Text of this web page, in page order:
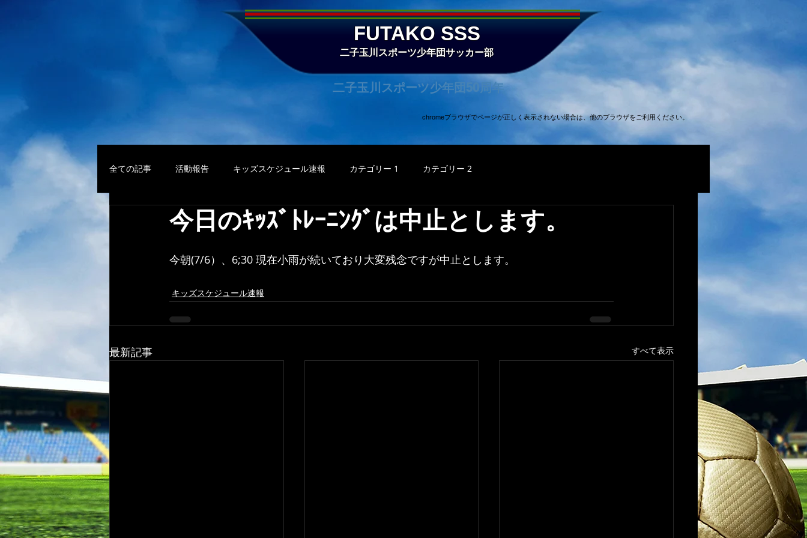
FUTAKO SSS
二子玉川スポーツ少年団サッカー部
二子玉川スポーツ少年団50周年
chromeブラウザでページが正しく表示されない場合は、他のブラウザをご利用ください。
全ての記事 活動報告 キッズスケジュール速報 カテゴリー 1 カテゴリー 2
今日のｷｯｽﾞﾄﾚｰﾆﾝｸﾞは中止とします。
今朝(7/6）、6;30 現在小雨が続いており大変残念ですが中止とします。
キッズスケジュール速報
最新記事 すべて表示